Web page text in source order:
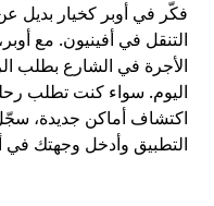
فكّر في أوبر كخيار بديل
التنقل في أفينيون. مع
الأجرة في الشارع بطلب
اليوم. سواء كنت تطلب
اكتشاف أماكن جديدة،
التطبيق وأدخل وجهتك في